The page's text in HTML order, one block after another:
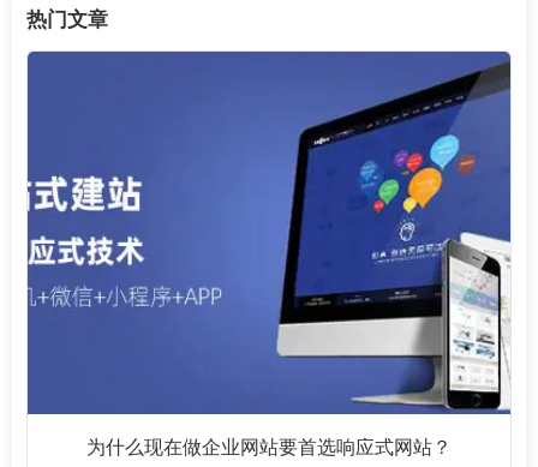
热门文章
为什么现在做企业网站要首选响应式网站？